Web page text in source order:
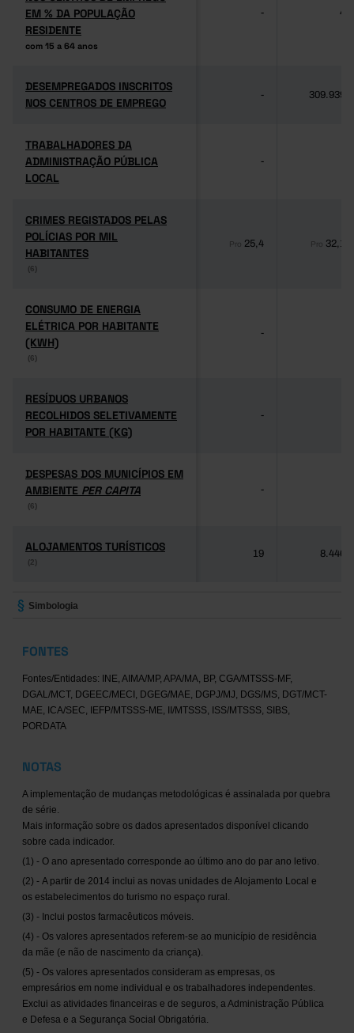
EM % DA POPULAÇÃO
RESIDENTE
com 15 a 64 anos
EM % DA POPULAÇÃO
RESIDENTE
com 15 a 64 anos
- 4
DESEMPREGADOS INSCRITOS
NOS CENTROS DE EMPREGO
DESEMPREGADOS INSCRITOS
NOS CENTROS DE EMPREGO
- 309.939
TRABALHADORES DA
ADMINISTRAÇÃO PÚBLICA
LOCAL
TRABALHADORES DA
ADMINISTRAÇÃO PÚBLICA
LOCAL
-
CRIMES REGISTADOS PELAS
POLÍCIAS POR MIL
HABITANTES
(6)
CRIMES REGISTADOS PELAS
POLÍCIAS POR MIL
HABITANTES
(6)
Pro 25,4 Pro 32,1
CONSUMO DE ENERGIA
ELÉTRICA POR HABITANTE
(KWH)
(6)
CONSUMO DE ENERGIA
ELÉTRICA POR HABITANTE
(KWH)
(6)
-
RESÍDUOS URBANOS
RECOLHIDOS SELETIVAMENTE
POR HABITANTE (KG)
RESÍDUOS URBANOS
RECOLHIDOS SELETIVAMENTE
POR HABITANTE (KG)
-
DESPESAS DOS MUNICÍPIOS EM
AMBIENTE PER CAPITA
(6)
DESPESAS DOS MUNICÍPIOS EM
AMBIENTE PER CAPITA
(6)
-
ALOJAMENTOS TURÍSTICOS
(2)
ALOJAMENTOS TURÍSTICOS
(2)
19 8.446
Simbologia
FONTES
Fontes/Entidades: INE, AIMA/MP, APA/MA, BP, CGA/MTSSS-MF,
DGAL/MCT, DGEEC/MECI, DGEG/MAE, DGPJ/MJ, DGS/MS, DGT/MCT-
MAE, ICA/SEC, IEFP/MTSSS-ME, II/MTSSS, ISS/MTSSS, SIBS,
PORDATA
NOTAS
A implementação de mudanças metodológicas é assinalada por quebra
de série.
Mais informação sobre os dados apresentados disponível clicando
sobre cada indicador.
(1) - O ano apresentado corresponde ao último ano do par ano letivo.
(2) - A partir de 2014 inclui as novas unidades de Alojamento Local e
os estabelecimentos do turismo no espaço rural.
(3) - Inclui postos farmacêuticos móveis.
(4) - Os valores apresentados referem-se ao município de residência
da mãe (e não de nascimento da criança).
(5) - Os valores apresentados consideram as empresas, os
empresários em nome individual e os trabalhadores independentes.
Exclui as atividades financeiras e de seguros, a Administração Pública
e Defesa e a Segurança Social Obrigatória.